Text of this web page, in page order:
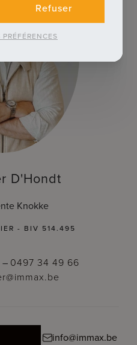
D'Hondt
Knokke
- BIV 514.495
– 0497 34 49 66
info@immax.be
Refuser